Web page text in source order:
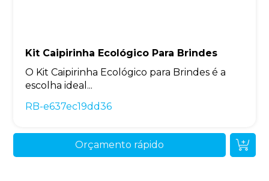
Kit Caipirinha Ecológico Para Brindes
O Kit Caipirinha Ecológico para Brindes é a
escolha ideal...
RB-e637ec19dd36
Orçamento rápido